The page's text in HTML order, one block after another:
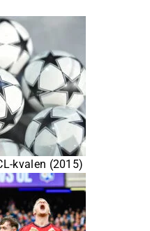
kvalen (2015)